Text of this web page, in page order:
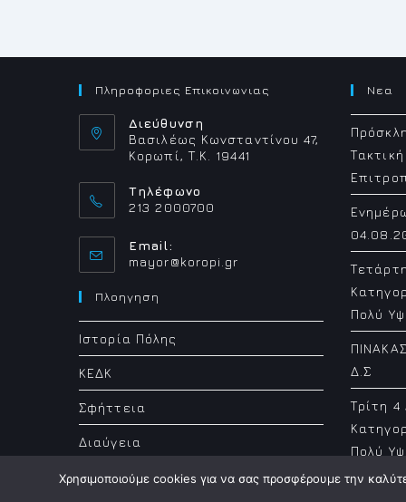
Πληροφοριες Επικοινωνιας
Διεύθυνση
Βασιλέως Κωνσταντίνου 47,
Κορωπί, Τ.Κ. 19441
Τηλέφωνο
213 2000700
Email:
mayor@koropi.gr
Πλοηγηση
Ιστορία Πόλης
ΚΕΔΚ
Σφήττεια
Διαύγεια
Νεα
Πολύ
Δ.Σ
Τρίτη
Πολύ
Χρησιμοποιούμε cookies για να σας προσφέρουμε την